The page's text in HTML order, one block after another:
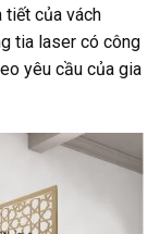
tiết của vách
tia laser có công
yêu cầu của gia